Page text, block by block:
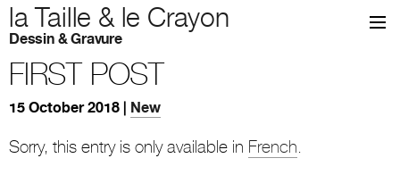
la Taille & le Crayon
Dessin & Gravure
FIRST POST
15 October 2018 | New
Sorry, this entry is only available in French.